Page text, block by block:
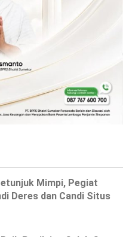
Mimpi, Pegiat
Deres dan Candi Situs